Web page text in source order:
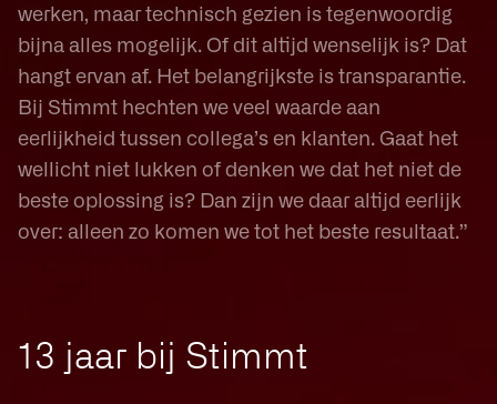
werken, maar technisch gezien is tegenwoordig
bijna alles mogelijk. Of dit altijd wenselijk is? Dat
hangt ervan af. Het belangrijkste is transparantie.
Bij Stimmt hechten we veel waarde aan
eerlijkheid tussen collega’s en klanten. Gaat het
wellicht niet lukken of denken we dat het niet de
beste oplossing is? Dan zijn we daar altijd eerlijk
over: alleen zo komen we tot het beste resultaat.”
13 jaar bij Stimmt